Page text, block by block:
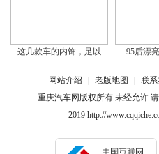
这几款车的内饰，足以 95后漂
网站介绍 老版地图 联系
重庆汽车网版权所有 未经允许
2019 http://